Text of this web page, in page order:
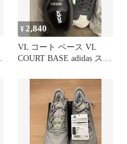
¥ 2,840
VL コート ベース VL
COURT BASE adidas スニ